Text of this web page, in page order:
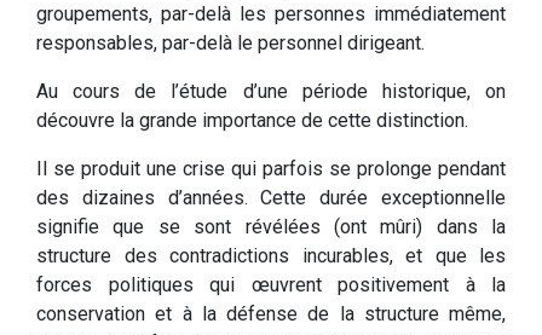
groupements, par-delà les personnes immédiatement
responsables, par-delà le personnel dirigeant.
Au cours de l’étude d’une période historique, on
découvre la grande importance de cette distinction.
Il se produit une crise qui parfois se prolonge pendant
des dizaines d’années. Cette durée exceptionnelle
signifie que se sont révélées (ont mûri) dans la
structure des contradictions incurables, et que les
forces politiques qui œuvrent positivement à la
conservation et à la défense de la structure même,